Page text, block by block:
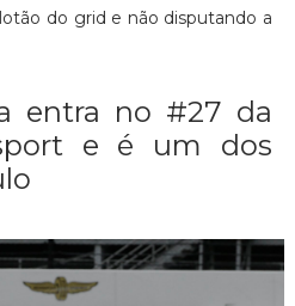
do grid e não disputando a
entra no #27 da
e é um dos